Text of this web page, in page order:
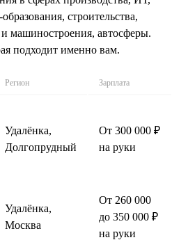
строительства,
машиностроения, автосферы.
подходит именно вам.
Регион Зарплата
Удалёнка,
Долгопрудный
От 300 000 ₽
на руки
Удалёнка,
Москва
От 260 000
до 350 000 ₽
на руки